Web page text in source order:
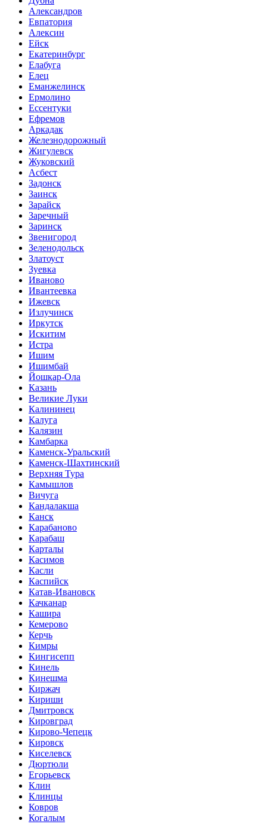
Александров
Евпатория
Алексин
Ейск
Екатеринбург
Елабуга
Елец
Еманжелинск
Ермолино
Ессентуки
Ефремов
Аркадак
Железнодорожный
Жигулевск
Жуковский
Асбест
Задонск
Заинск
Зарайск
Заречный
Заринск
Звенигород
Зеленодольск
Златоуст
Зуевка
Иваново
Ивантеевка
Ижевск
Излучинск
Иркутск
Искитим
Истра
Ишим
Ишимбай
Йошкар-Ола
Казань
Великие Луки
Калининец
Калуга
Калязин
Камбарка
Каменск-Уральский
Каменск-Шахтинский
Верхняя Тура
Камышлов
Вичуга
Кандалакша
Канск
Карабаново
Карабаш
Карталы
Касимов
Касли
Каспийск
Катав-Ивановск
Качканар
Кашира
Кемерово
Керчь
Кимры
Кингисепп
Кинель
Кинешма
Киржач
Кириши
Дмитровск
Кировград
Кирово-Чепецк
Кировск
Киселевск
Дюртюли
Егорьевск
Клин
Клинцы
Ковров
Когалым